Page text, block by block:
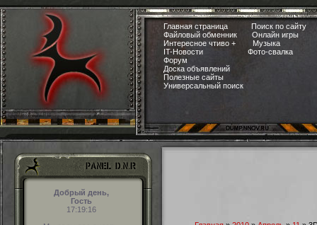
Главная страница
Поиск по сайту
Файловый обменник
Онлайн игры
Интересное чтиво +
Музыка
IT-Новости
Фото-свалка
Форум
Доска объявлений
Полезные сайты
Универсальный поиск
Добрый день,
Гость
17:19:17